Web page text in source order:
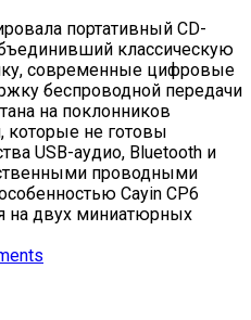
портативный CD-
классическую
современные цифровые
беспроводной передачи
на поклонников
которые не готовы
USB-аудио, Bluetooth и
проводными
Cayin CP6
на двух миниатюрных